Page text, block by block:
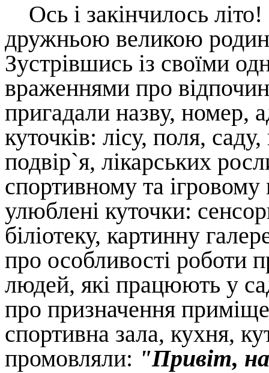
Ось і закінчилось
дружньою великою
Зустрівшись із своїми
враженнями про
пригадали назву, номер,
куточків: лісу, поля,
подвір`я, лікарських
спортивному та
улюблені куточки:
біліотеку, картинну
про особливості роботи
людей, які працюють у
про призначення
спортивна зала, кухня,
промовляли: "Привіт,